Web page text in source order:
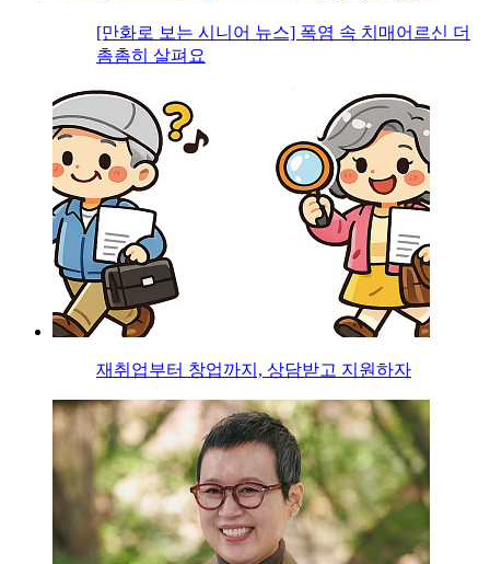
[만화로 보는 시니어 뉴스] 폭염 속 치매어르신 더
촘촘히 살펴요
재취업부터 창업까지, 상담받고 지원하자